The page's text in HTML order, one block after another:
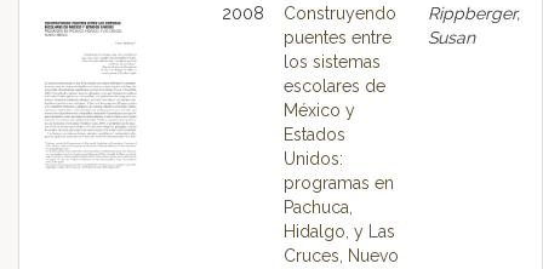
2008
Construyendo
puentes entre
los sistemas
escolares de
México y
Estados
Unidos:
programas en
Pachuca,
Hidalgo, y Las
Cruces, Nuevo
Rippberger,
Susan